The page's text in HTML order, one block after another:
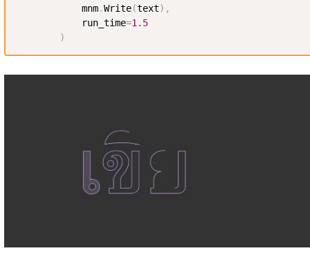
            mnm
.Write(text) ,
            run_time
=1.5
)